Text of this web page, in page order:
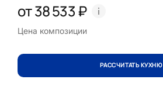
от 38 533 ₽
Цена композиции
РАССЧИТАТЬ КУХНЮ